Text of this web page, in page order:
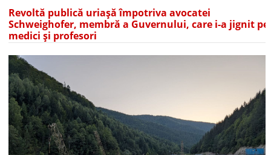
Revoltă publică uriașă împotriva avocatei
Schweighofer, membră a Guvernului, care i-a jignit pe
medici și profesori